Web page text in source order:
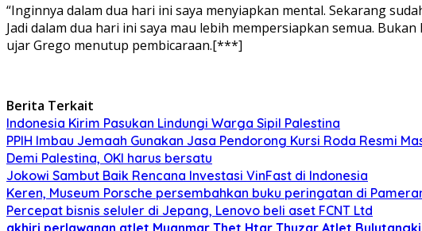
“Inginnya dalam dua hari ini saya menyiapkan mental. Sekarang
Jadi dalam dua hari ini saya mau lebih mempersiapkan semua.
ujar Grego menutup pembicaraan.[***]
Berita Terkait
Indonesia Kirim Pasukan Lindungi Warga Sipil Palestina
PPIH Imbau Jemaah Gunakan Jasa Pendorong Kursi Roda Resmi
Demi Palestina, OKI harus bersatu
Jokowi Sambut Baik Rencana Investasi VinFast di Indonesia
Keren, Museum Porsche persembahkan buku peringatan di
Percepat bisnis seluler di Jepang, Lenovo beli aset FCNT Ltd
akhiri perlawanan atlet Myanmar Thet Htar Thuzar Atlet